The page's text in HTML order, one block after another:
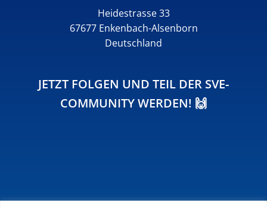
Heidestrasse 33
67677 Enkenbach-Alsenborn
Deutschland
JETZT FOLGEN UND TEIL DER SVE-
COMMUNITY WERDEN! 🙌